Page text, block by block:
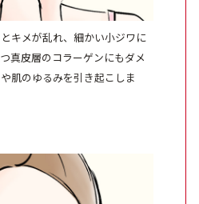
キメが乱れ、細かい小ジワに
真皮層のコラーゲンにもダメ
肌のゆるみを引き起こしま